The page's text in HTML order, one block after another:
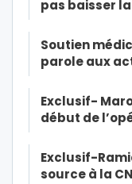
pas baisser
Soutien
parole aux
Exclusif-
début de
Exclusif-
source à la